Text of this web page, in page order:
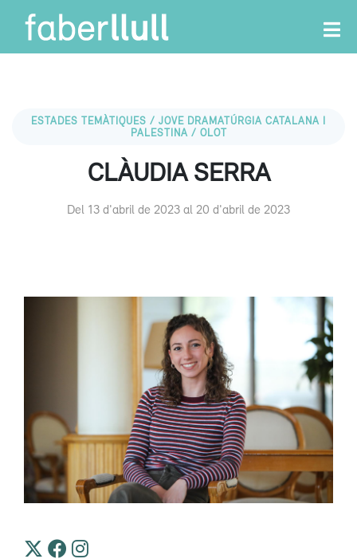
ESTADES TEMÀTIQUES / JOVE DRAMATÚRGIA CATALANA I
PALESTINA / OLOT
CLÀUDIA SERRA
Del 13 d'abril de 2023 al 20 d'abril de 2023